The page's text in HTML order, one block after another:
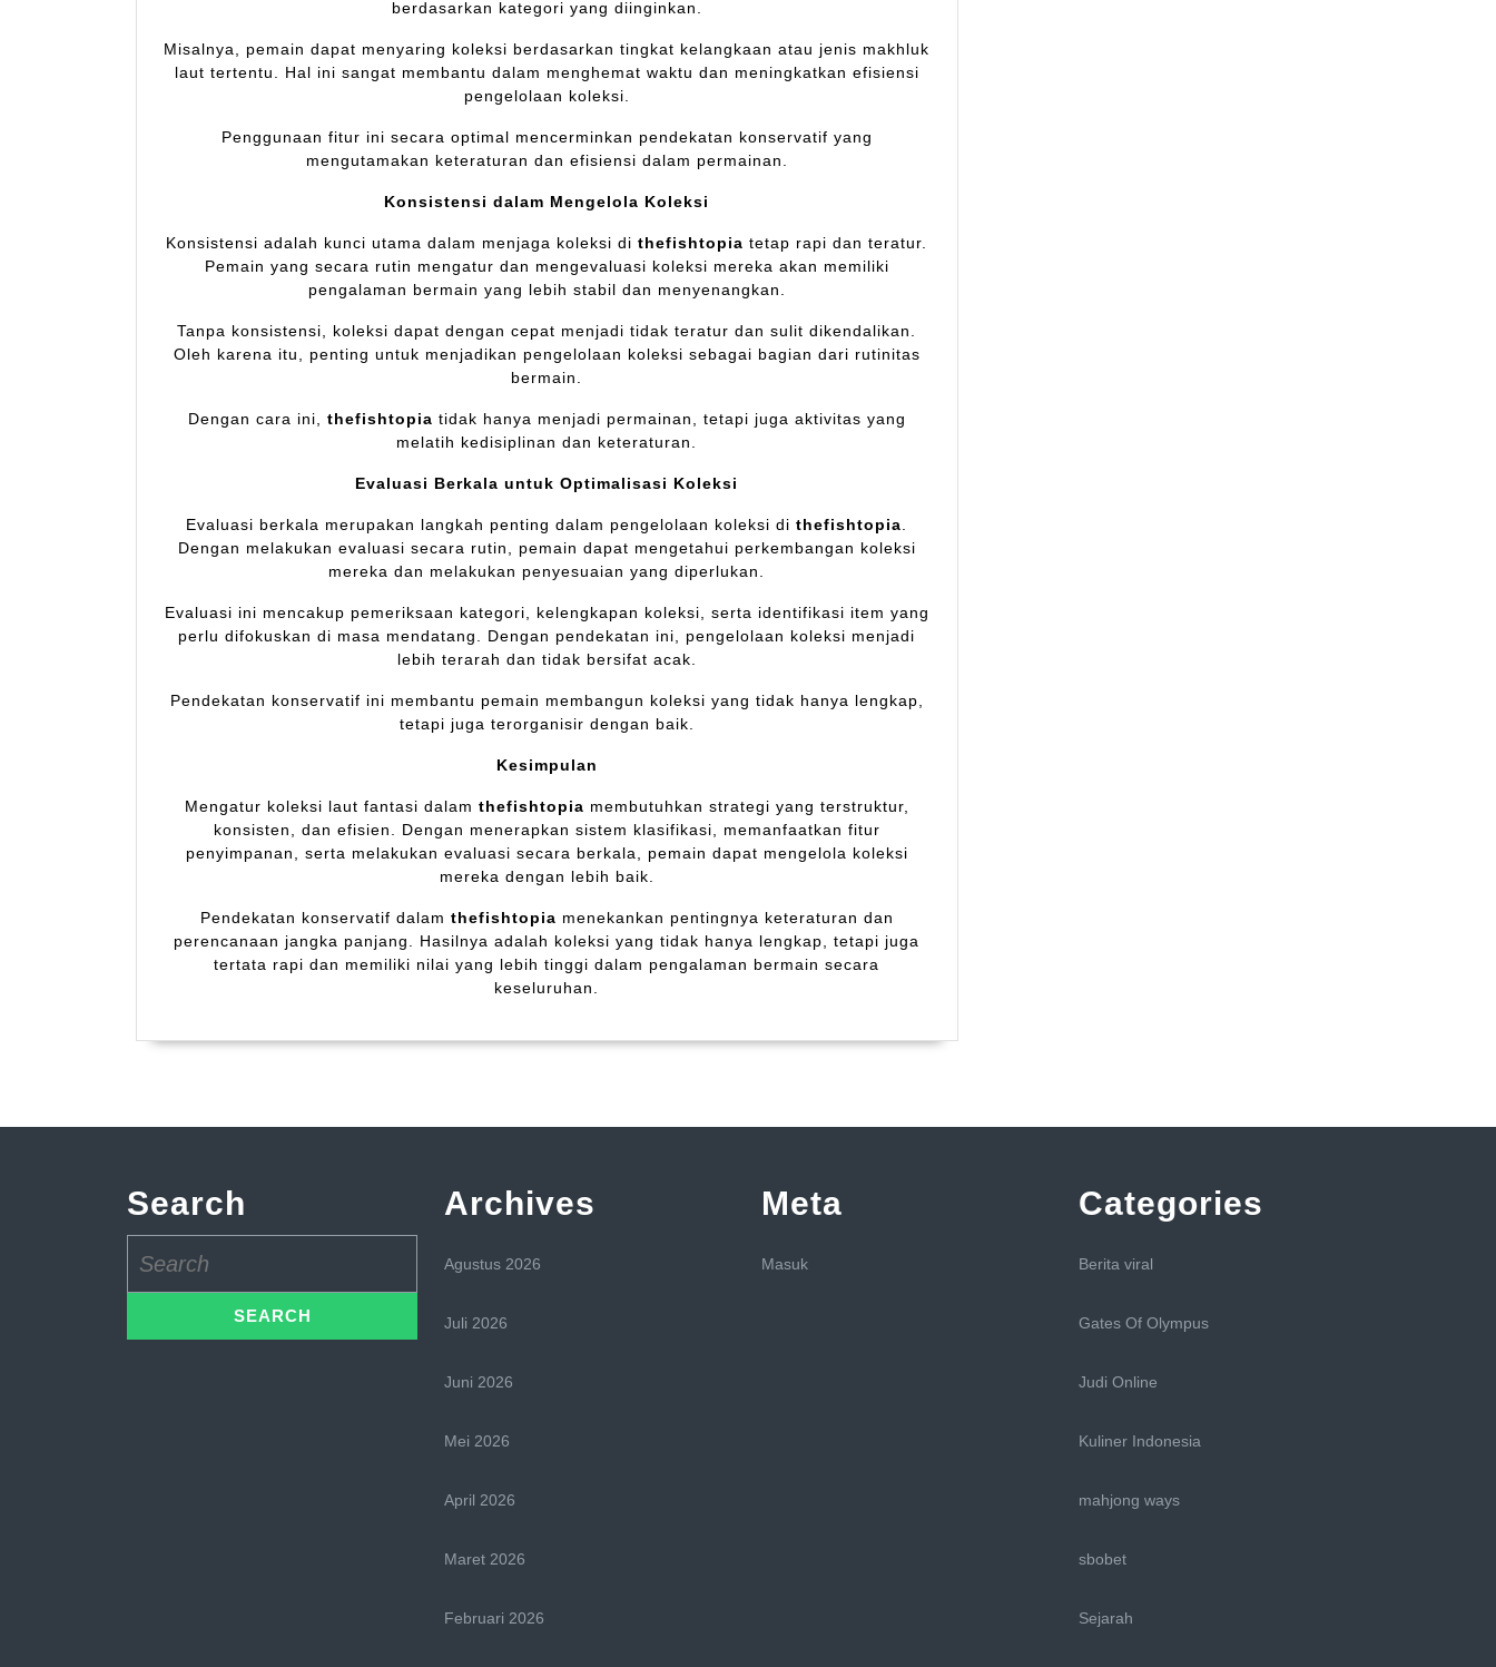
berdasarkan kategori yang diinginkan.
Misalnya, pemain dapat menyaring koleksi berdasarkan tingkat kelangkaan atau jenis makhluk
laut tertentu. Hal ini sangat membantu dalam menghemat waktu dan meningkatkan efisiensi
pengelolaan koleksi.
Penggunaan fitur ini secara optimal mencerminkan pendekatan konservatif yang
mengutamakan keteraturan dan efisiensi dalam permainan.
Konsistensi dalam Mengelola Koleksi
Konsistensi adalah kunci utama dalam menjaga koleksi dithefishtopia tetap rapi dan teratur.
Pemain yang secara rutin mengatur dan mengevaluasi koleksi mereka akan memiliki
pengalaman bermain yang lebih stabil dan menyenangkan.
Tanpa konsistensi, koleksi dapat dengan cepat menjadi tidak teratur dan sulit dikendalikan.
Oleh karena itu, penting untuk menjadikan pengelolaan koleksi sebagai bagian dari rutinitas
bermain.
Dengan cara ini, thefishtopia tidak hanya menjadi permainan, tetapi juga aktivitas yang
melatih kedisiplinan dan keteraturan.
Evaluasi Berkala untuk Optimalisasi Koleksi
Evaluasi berkala merupakan langkah penting dalam pengelolaan koleksi dithefishtopia
Dengan melakukan evaluasi secara rutin, pemain dapat mengetahui perkembangan koleksi
mereka dan melakukan penyesuaian yang diperlukan.
Evaluasi ini mencakup pemeriksaan kategori, kelengkapan koleksi, serta identifikasi item yang
perlu difokuskan di masa mendatang. Dengan pendekatan ini, pengelolaan koleksi menjadi
lebih terarah dan tidak bersifat acak.
Pendekatan konservatif ini membantu pemain membangun koleksi yang tidak hanya lengkap,
tetapi juga terorganisir dengan baik.
Kesimpulan
Mengatur koleksi laut fantasi dalam thefishtopia membutuhkan strategi yang terstruktur,
konsisten, dan efisien. Dengan menerapkan sistem klasifikasi, memanfaatkan fitur
penyimpanan, serta melakukan evaluasi secara berkala, pemain dapat mengelola koleksi
mereka dengan lebih baik.
Pendekatan konservatif dalam thefishtopia menekankan pentingnya keteraturan dan
perencanaan jangka panjang. Hasilnya adalah koleksi yang tidak hanya lengkap, tetapi juga
tertata rapi dan memiliki nilai yang lebih tinggi dalam pengalaman bermain secara
keseluruhan.
Search
for:
Archives
Agustus 2026
Juli 2026
Juni 2026
Mei 2026
April 2026
Maret 2026
Februari 2026
Meta
Masuk
Categories
Berita viral
Gates Of Olympus
Judi Online
Kuliner Indonesia
mahjong ways
sbobet
Sejarah